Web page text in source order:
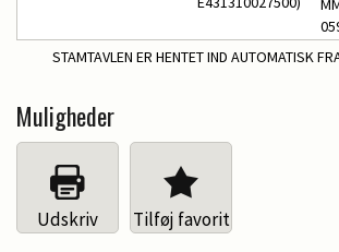
STAMTAVLEN ER HENTET IND AUTOMATISK
Muligheder
Udskriv Tilføj favorit